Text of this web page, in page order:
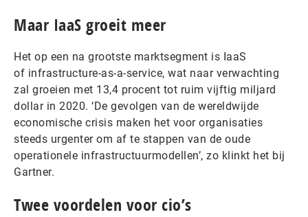
Maar IaaS groeit meer
Het op een na grootste marktsegment is IaaS
of infrastructure-as-a-service, wat naar verwachting
zal groeien met 13,4 procent tot ruim vijftig miljard
dollar in 2020. ‘De gevolgen van de wereldwijde
economische crisis maken het voor organisaties
steeds urgenter om af te stappen van de oude
operationele infrastructuurmodellen’, zo klinkt het bij
Gartner.
Twee voordelen voor cio’s